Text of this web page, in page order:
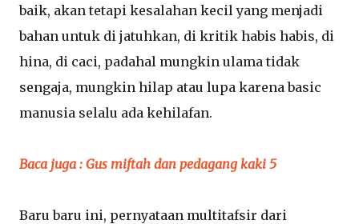
baik, akan tetapi kesalahan kecil yang menjadi
bahan untuk di jatuhkan, di kritik habis habis, di
hina, di caci, padahal mungkin ulama tidak
sengaja, mungkin hilap atau lupa karena basic
manusia selalu ada kehilafan.
Baca juga : Gus miftah dan pedagang kaki 5
Baru baru ini, pernyataan multitafsir dari